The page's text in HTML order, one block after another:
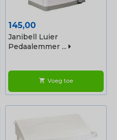
Prijs
145,00
Janibell Luier
Pedaalemmer ...
shopping_cart Voeg toe